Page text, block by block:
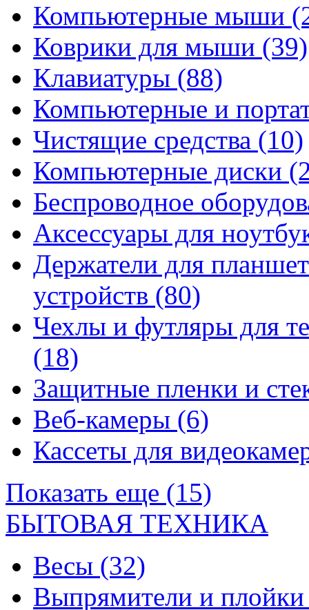
Компьютерные мыши
Коврики для мыши (39)
Клавиатуры (88)
Компьютерные и
Чистящие средства (10)
Компьютерные диски
Беспроводное
Аксессуары для
Держатели для
устройств (80)
Чехлы и футляры для
(18)
Защитные пленки и
Веб-камеры (6)
Кассеты для
Показать еще (15)
БЫТОВАЯ ТЕХНИКА
Весы (32)
Выпрямители и